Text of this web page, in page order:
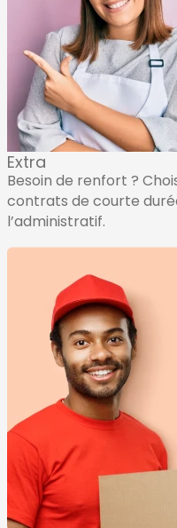
Extra
Besoin de renfort ?
contrats de courte
l’administratif.